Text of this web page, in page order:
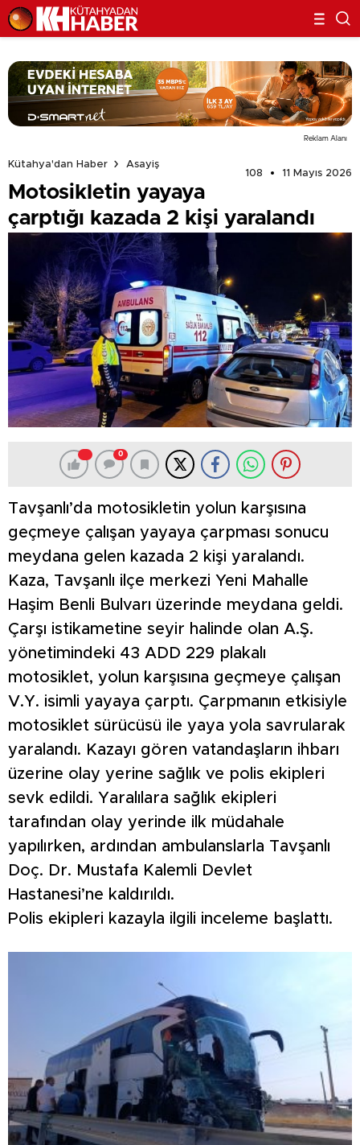
Reklam Alanı
Kütahya'dan Haber
Asayiş
108
11 Mayıs 2026
Motosikletin yayaya
çarptığı kazada 2 kişi yaralandı
0
Tavşanlı’da motosikletin yolun karşısına
geçmeye çalışan yayaya çarpması sonucu
meydana gelen kazada 2 kişi yaralandı.
Kaza, Tavşanlı ilçe merkezi Yeni Mahalle
Haşim Benli Bulvarı üzerinde meydana geldi.
Çarşı istikametine seyir halinde olan A.Ş.
yönetimindeki 43 ADD 229 plakalı
motosiklet, yolun karşısına geçmeye çalışan
V.Y. isimli yayaya çarptı. Çarpmanın etkisiyle
motosiklet sürücüsü ile yaya yola savrularak
yaralandı. Kazayı gören vatandaşların ihbarı
üzerine olay yerine sağlık ve polis ekipleri
sevk edildi. Yaralılara sağlık ekipleri
tarafından olay yerinde ilk müdahale
yapılırken, ardından ambulanslarla Tavşanlı
Doç. Dr. Mustafa Kalemli Devlet
Hastanesi’ne kaldırıldı.
Polis ekipleri kazayla ilgili inceleme başlattı.